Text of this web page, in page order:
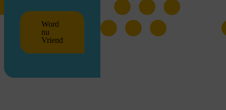
Word
nu
Vriend